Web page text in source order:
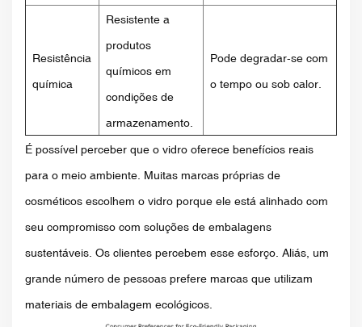
Resistência
química
Resistente a
produtos
químicos em
condições de
armazenamento.
Pode degradar-se com
o tempo ou sob calor.
É possível perceber que o vidro oferece benefícios reais
para o meio ambiente. Muitas marcas próprias de
cosméticos escolhem o vidro porque ele está alinhado com
seu compromisso com soluções de embalagens
sustentáveis. Os clientes percebem esse esforço. Aliás, um
grande número de pessoas prefere marcas que utilizam
materiais de embalagem ecológicos.